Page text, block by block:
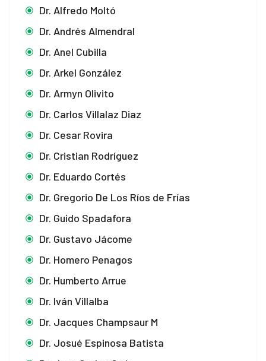
Dr. Alfredo Moltó
Dr. Andrés Almendral
Dr. Anel Cubilla
Dr. Arkel González
Dr. Armyn Olivito
Dr. Carlos Villalaz Diaz
Dr. Cesar Rovira
Dr. Cristian Rodríguez
Dr. Eduardo Cortés
Dr. Gregorio De Los Ríos de Frías
Dr. Guido Spadafora
Dr. Gustavo Jácome
Dr. Homero Penagos
Dr. Humberto Arrue
Dr. Iván Villalba
Dr. Jacques Champsaur M
Dr. Josué Espinosa Batista